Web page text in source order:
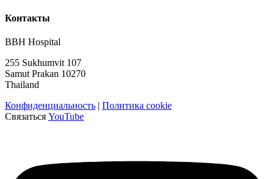
Контакты
BBH Hospital
255 Sukhumvit 107
Samut Prakan 10270
Thailand
Конфиденциальность | Политика cookie
Связаться YouTube